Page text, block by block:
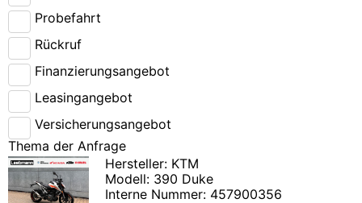
Pro­be­fahrt
Rück­ruf
Finan­zie­rungs­an­ge­bot
Lea­sing­an­ge­bot
Ver­si­che­rungs­an­ge­bot
The­ma der Anfra­ge
Her­stel­ler: KTM
Modell: 390 Duke
Inter­ne Num­mer: 457900356